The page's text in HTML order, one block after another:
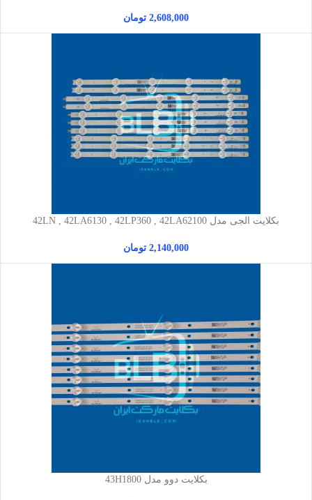
2,608,000 تومان
بکلایت الجی مدل 42LN , 42LA6130 , 42LP360 , 42LA62100
2,140,000 تومان
بکلایت دوو مدل 43H1800